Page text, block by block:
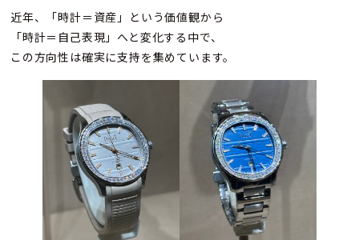
近年、「時計＝資産」という価値観から
「時計＝自己表現」へと変化する中で、
この方向性は確実に支持を集めています。